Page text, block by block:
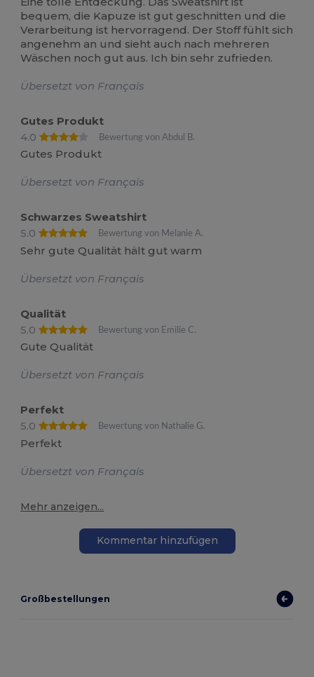
bequem, die Kapuze ist gut geschnitten und die
Verarbeitung ist hervorragend. Der Stoff fühlt sich
angenehm an und sieht auch nach mehreren
Wäschen noch gut aus. Ich bin sehr zufrieden.
Übersetzt von Français
Gutes Produkt
4.0
Bewertung von Abdul B.
Gutes Produkt
Übersetzt von Français
Schwarzes Sweatshirt
5.0
Bewertung von Melanie A.
Sehr gute Qualität hält gut warm
Übersetzt von Français
Qualität
5.0
Bewertung von Emilie C.
Gute Qualität
Übersetzt von Français
Perfekt
5.0
Bewertung von Nathalie G.
Perfekt
Übersetzt von Français
Mehr anzeigen...
Kommentar hinzufügen
Großbestellungen